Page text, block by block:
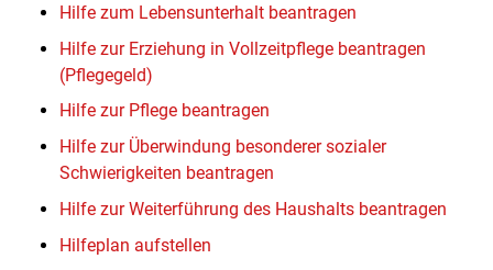
Hilfe zum Lebensunterhalt beantragen
Hilfe zur Erziehung in Vollzeitpflege beantragen
(Pflegegeld)
Hilfe zur Pflege beantragen
Hilfe zur Überwindung besonderer sozialer
Schwierigkeiten beantragen
Hilfe zur Weiterführung des Haushalts beantragen
Hilfeplan aufstellen